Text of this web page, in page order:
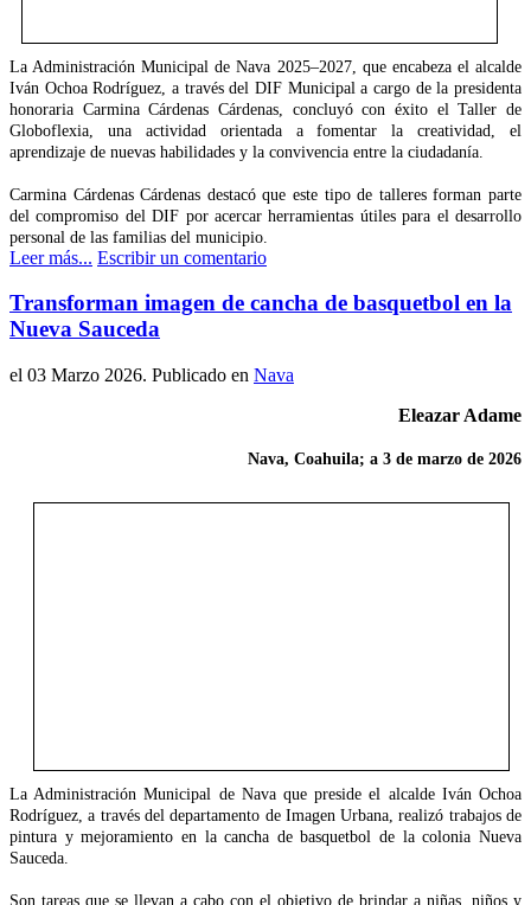
La Administración Municipal de Nava 2025–2027, que encabeza el alcalde
Iván Ochoa Rodríguez, a través del DIF Municipal a cargo de la presidenta
honoraria Carmina Cárdenas Cárdenas, concluyó con éxito el Taller de
Globoflexia, una actividad orientada a fomentar la creatividad, el
aprendizaje de nuevas habilidades y la convivencia entre la ciudadanía.
Carmina Cárdenas Cárdenas destacó que este tipo de talleres forman parte
del compromiso del DIF por acercar herramientas útiles para el desarrollo
personal de las familias del municipio.
Leer más... Escribir un comentario
Transforman imagen de cancha de basquetbol en la
Nueva Sauceda
el 03 Marzo 2026. Publicado en Nava
Eleazar Adame
Nava, Coahuila; a 3 de marzo de 2026
La Administración Municipal de Nava que preside el alcalde Iván Ochoa
Rodríguez, a través del departamento de Imagen Urbana, realizó trabajos de
pintura y mejoramiento en la cancha de basquetbol de la colonia Nueva
Sauceda.
Son tareas que se llevan a cabo con el objetivo de brindar a niñas, niños y